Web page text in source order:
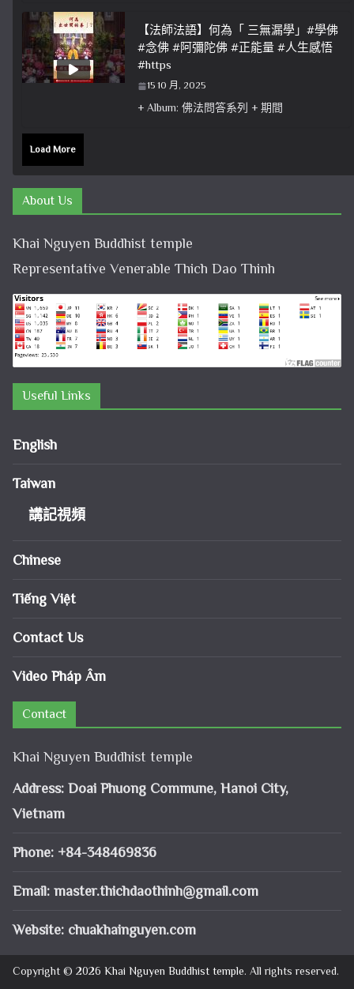
【法師法語】何為「 三無漏學」#學佛
#念佛 #阿彌陀佛 #正能量 #人生感悟
#https
15 10 月, 2025
+ Album: 佛法問答系列 + 期間
Load More
About Us
Khai Nguyen Buddhist temple
Representative Venerable Thich Dao Thinh
Useful Links
English
Taiwan
講記視頻
Chinese
Tiếng Việt
Contact Us
Video Pháp Âm
Contact
Khai Nguyen Buddhist temple
Address: Doai Phuong Commune, Hanoi City,
Vietnam
Phone: +84-348469836
Email: master.thichdaothinh@gmail.com
Website: chuakhainguyen.com
Copyright © 2026 Khai Nguyen Buddhist temple. All rights reserved.